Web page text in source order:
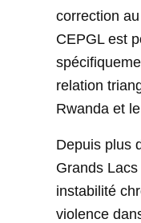
correction
CEPGL est
relation
Rwanda et
Depuis plus
Grands
instabilité
violence